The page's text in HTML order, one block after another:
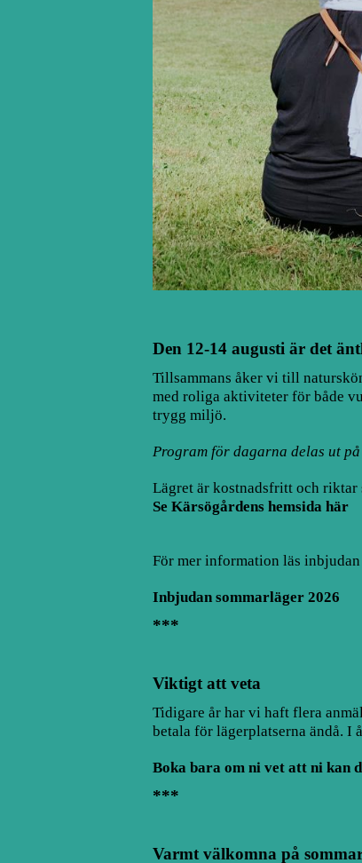
Den 12-14 augusti är det
Tillsammans åker vi till
med roliga aktiviteter för både
trygg miljö.
Program för dagarna delas ut
Lägret är kostnadsfritt och
Se Kärsögårdens hemsida här
För mer information läs inbjudan
Inbjudan sommarläger 2026
***
Viktigt att veta
Tidigare år har vi haft flera
betala för lägerplatserna ändå.
Boka bara om ni vet att ni kan
***
Varmt välkomna på